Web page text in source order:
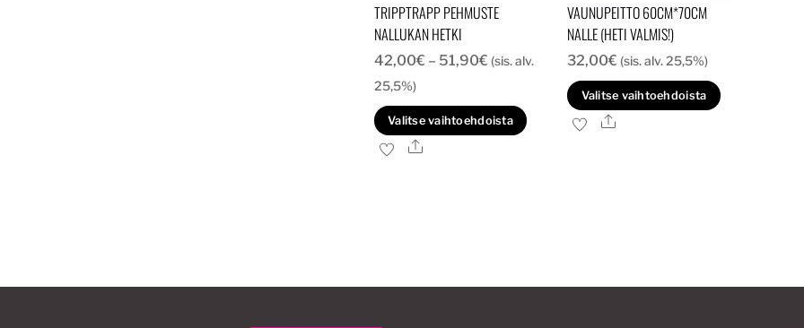
TRIPPTRAPP PEHMUSTE
NALLUKAN HETKI
42,00€ – 51,90€Hintaluokka:
-
51,90€
(sis. alv.
25,5%)
Valitse vaihtoehdoista
valinnat
Ale
VAUNUPEITTO 60CM*70CM
NALLE (HETI VALMIS!)
32,00€ (sis. alv. 25,5%)
Valitse vaihtoehdoista
Ale